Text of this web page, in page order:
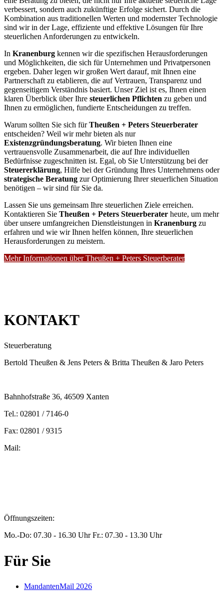
verbessert, sondern auch zukünftige Erfolge sichert. Durch die
Kombination aus traditionellen Werten und modernster Technologie
sind wir in der Lage, effiziente und effektive Lösungen für Ihre
steuerlichen Anforderungen zu entwickeln.
In Kranenburg kennen wir die spezifischen Herausforderungen
und Möglichkeiten, die sich für Unternehmen und Privatpersonen
ergeben. Daher legen wir großen Wert darauf, mit Ihnen eine
Partnerschaft zu etablieren, die auf Vertrauen, Transparenz und
gegenseitigem Verständnis basiert. Unser Ziel ist es, Ihnen einen
klaren Überblick über Ihre steuerlichen Pflichten zu geben und
Ihnen zu ermöglichen, fundierte Entscheidungen zu treffen.
Warum sollten Sie sich fürTheußen + Peters Steuerberater
entscheiden? Weil wir mehr bieten als nur
Existenzgründungsberatung. Wir bieten Ihnen eine
vertrauensvolle Zusammenarbeit, die auf Ihre individuellen
Bedürfnisse zugeschnitten ist. Egal, ob Sie Unterstützung bei der
Steuererklärung, Hilfe bei der Gründung Ihres Unternehmens oder
strategische Beratung zur Optimierung Ihrer steuerlichen Situation
benötigen – wir sind für Sie da.
Lassen Sie uns gemeinsam Ihre steuerlichen Ziele erreichen.
Kontaktieren Sie Theußen + Peters Steuerberater heute, um mehr
über unsere umfangreichen Dienstleistungen in Kranenburg zu
erfahren und wie wir Ihnen helfen können, Ihre steuerlichen
Herausforderungen zu meistern.
Mehr Informationen über Theußen + Peters Steuerberater
KONTAKT
Steuerberatung
Bertold Theußen & Jens Peters & Britta Theußen & Jaro Peters
Bahnhofstraße 36, 46509 Xanten
Tel.: 02801 / 7146-0
Fax: 02801 / 9315
Mail:
Öffnungszeiten:
Mo.-Do: 07.30 - 16.30 Uhr Fr.: 07.30 - 13.30 Uhr
Für Sie
MandantenMail 2026